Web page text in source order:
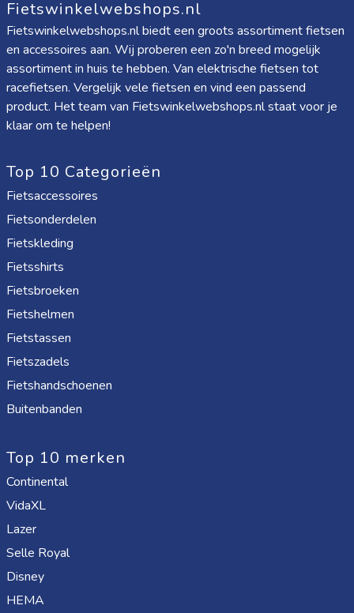
Fietswinkelwebshops.nl
Fietswinkelwebshops.nl biedt een groots assortiment fietsen
en accessoires aan. Wij proberen een zo'n breed mogelijk
assortiment in huis te hebben. Van elektrische fietsen tot
racefietsen. Vergelijk vele fietsen en vind een passend
product. Het team van Fietswinkelwebshops.nl staat voor je
klaar om te helpen!
Top 10 Categorieën
Fietsaccessoires
Fietsonderdelen
Fietskleding
Fietsshirts
Fietsbroeken
Fietshelmen
Fietstassen
Fietszadels
Fietshandschoenen
Buitenbanden
Top 10 merken
Continental
VidaXL
Lazer
Selle Royal
Disney
HEMA